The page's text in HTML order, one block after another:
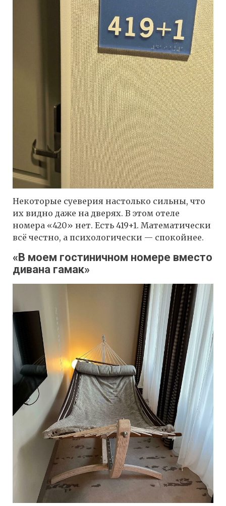
Некоторые суеверия настолько сильны, что
их видно даже на дверях. В этом отеле
номера «420» нет. Есть 419+1. Математически
всё честно, а психологически — спокойнее.
«В моем гостиничном номере вместо
дивана гамак»